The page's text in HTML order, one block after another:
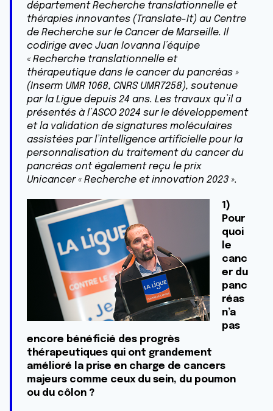
département Recherche translationnelle et
thérapies innovantes (Translate-It) au Centre
de Recherche sur le Cancer de Marseille. Il
codirige avec Juan Iovanna l’équipe
« Recherche translationnelle et
thérapeutique dans le cancer du pancréas »
(Inserm UMR 1068, CNRS UMR7258), soutenue
par la Ligue depuis 24 ans. Les travaux qu’il a
présentés à l’ASCO 2024 sur le développement
et la validation de signatures moléculaires
assistées par l’intelligence artificielle pour la
personnalisation du traitement du cancer du
pancréas ont également reçu le prix
Unicancer « Recherche et innovation 2023 ».
1)
Pour
quoi
le
canc
er du
panc
réas
n’a
pas
encore bénéficié des progrès
thérapeutiques qui ont grandement
amélioré la prise en charge de cancers
majeurs comme ceux du sein, du poumon
ou du côlon ?